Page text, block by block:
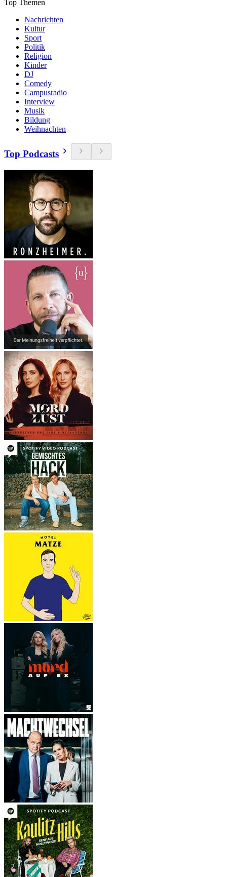
Top Themen
Nachrichten
Kultur
Sport
Politik
Religion
Kinder
DJ
Comedy
Campusradio
Interview
Musik
Bildung
Weihnachten
Top Podcasts